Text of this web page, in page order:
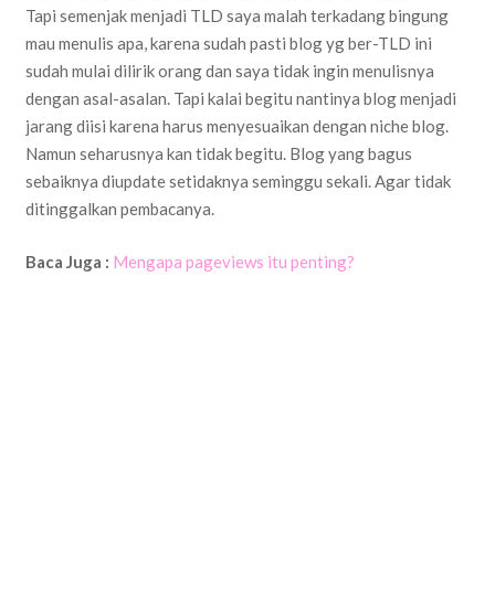
Tapi semenjak menjadi TLD saya malah terkadang bingung
mau menulis apa, karena sudah pasti blog yg ber-TLD ini
sudah mulai dilirik orang dan saya tidak ingin menulisnya
dengan asal-asalan. Tapi kalai begitu nantinya blog menjadi
jarang diisi karena harus menyesuaikan dengan niche blog.
Namun seharusnya kan tidak begitu. Blog yang bagus
sebaiknya diupdate setidaknya seminggu sekali. Agar tidak
ditinggalkan pembacanya.
Baca Juga : Mengapa pageviews itu penting?